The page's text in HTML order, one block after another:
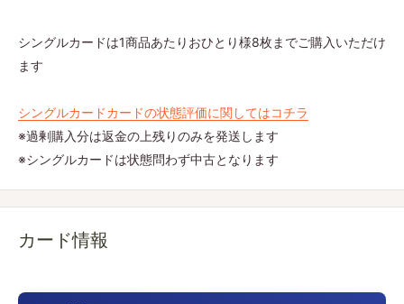
シングルカードは1商品あたりおひとり様8枚までご購入いただけ
ます
シングルカードカードの状態評価に関してはコチラ
※過剰購入分は返金の上残りのみを発送します
※シングルカードは状態問わず中古となります
カード情報